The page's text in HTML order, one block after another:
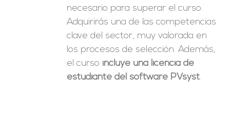
necesario para superar el curso.
Adquirirás una de las competencias
clave del sector, muy valorada en
los procesos de selección. Además,
el curso incluye una licencia de
estudiante del software PVsyst.